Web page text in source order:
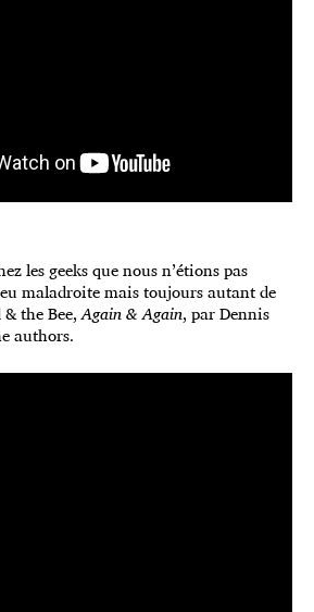
les geeks que nous n’étions pas
maladroite mais toujours autant de
the Bee,Again & Again, par Dennis
authors.